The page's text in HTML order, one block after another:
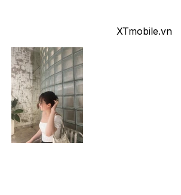
XTmobile.vn